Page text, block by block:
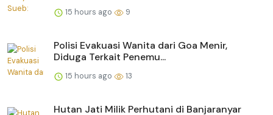
15 hours ago 9
Polisi Evakuasi Wanita dari Goa Menir,
Diduga Terkait Penemu...
15 hours ago 13
Hutan Jati Milik Perhutani di Banjaranyar